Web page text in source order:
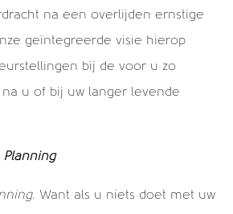
na een overlijden ernstige
geïntegreerde visie hierop
bij de voor u zo
u of bij uw langer levende
Planning
. Want als u niets doet met uw